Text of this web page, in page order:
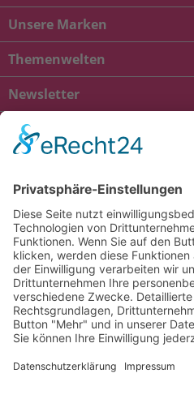
Unsere Marken
Themenwelten
Newsletter
* Alle Preise inkl. gesetzl.
Nachnahmegebühren, wenn
viba.de
4.90von5.00bei1685
Kontakt Versandkosten und
FAQ – Häufig gestellte
Allgemeine Geschäftsbedingungen
Barrierefreiheit
Cookie-
Vertrag